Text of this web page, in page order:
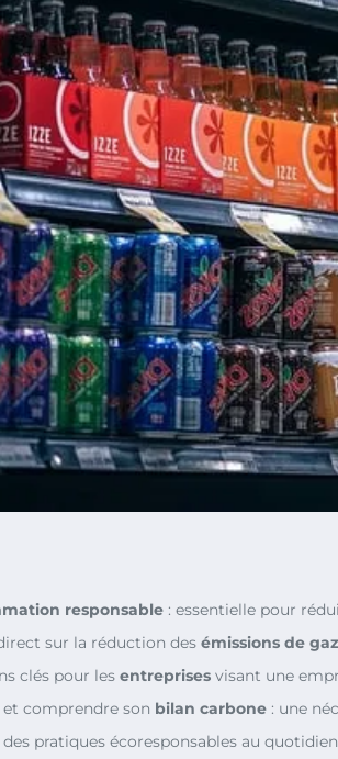
responsable : essentielle pour
sur la réduction des émissions de
clés pour les entreprises visant une
et comprendre son bilan carbone : une
pratiques écoresponsables au